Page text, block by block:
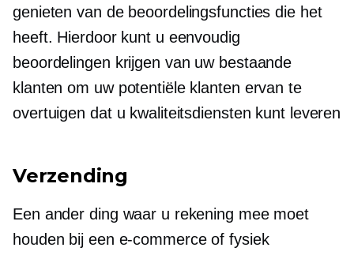
genieten van de beoordelingsfuncties die het
heeft. Hierdoor kunt u eenvoudig
beoordelingen krijgen van uw bestaande
klanten om uw potentiële klanten ervan te
overtuigen dat u kwaliteitsdiensten kunt leveren
Verzending
Een ander ding waar u rekening mee moet
houden bij een e-commerce of fysiek